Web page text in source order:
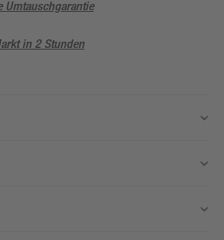
Umtauschgarantie
in 2 Stunden